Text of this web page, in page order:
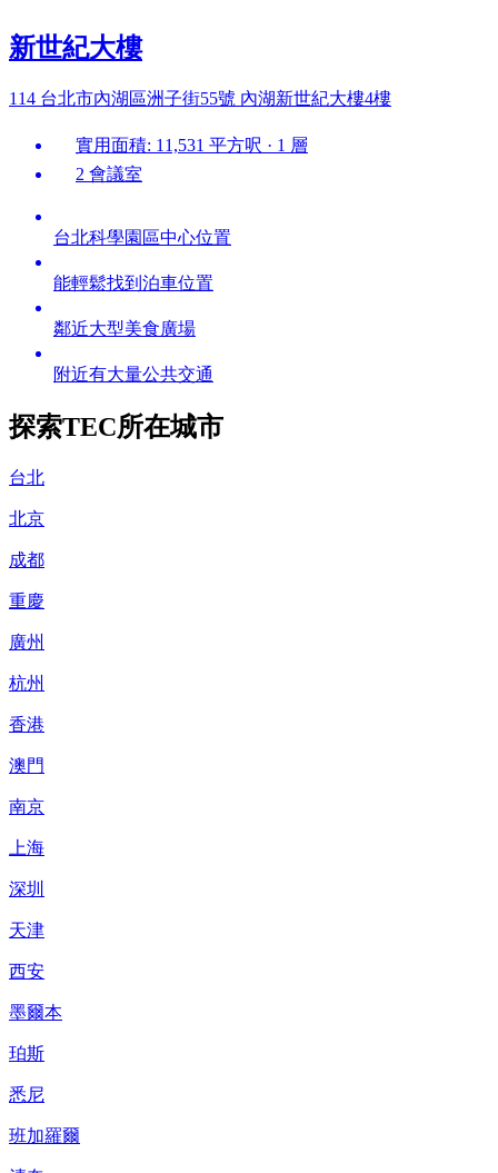
新世紀大樓
114 台北市內湖區洲子街55號 內湖新世紀大樓4樓
實用面積: 11,531 平方呎 · 1 層
2 會議室
台北科學園區中心位置
能輕鬆找到泊車位置
鄰近大型美食廣場
附近有大量公共交通
探索TEC所在城市
台北
北京
成都
重慶
廣州
杭州
香港
澳門
南京
上海
深圳
天津
西安
墨爾本
珀斯
悉尼
班加羅爾